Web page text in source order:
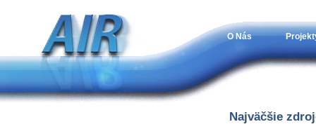
O Nás
Najväčšie